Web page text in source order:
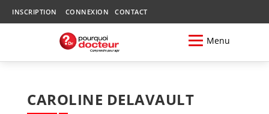
INSCRIPTION CONNEXION CONTACT
Menu
CAROLINE DELAVAULT